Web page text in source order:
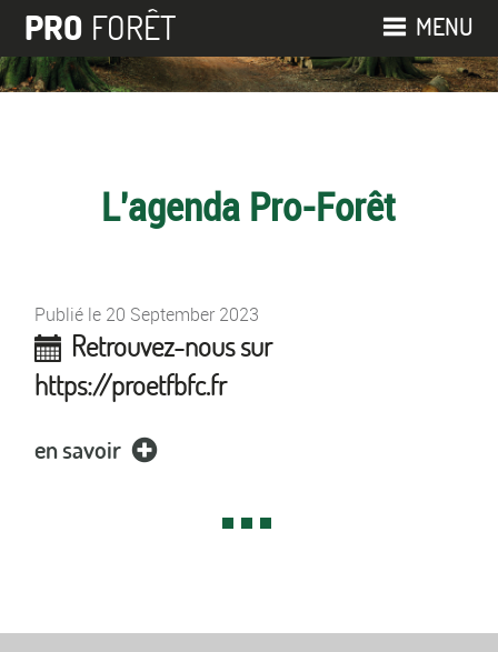
PRO FORÊT MENU
L'agenda Pro-Forêt
Publié le 20 September 2023
Retrouvez-nous sur
https://proetfbfc.fr
en savoir